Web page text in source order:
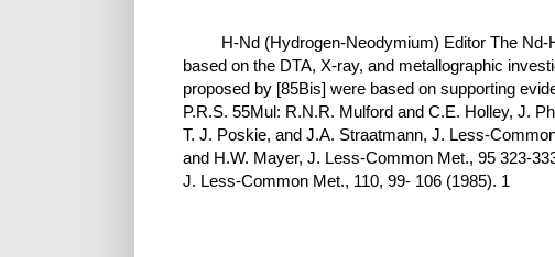
H-Nd (Hydrogen-Neodymium) Editor The
based on the DTA, X-ray, and metallographic
proposed by [85Bis] were based on supporting
P.R.S. 55Mul: R.N.R. Mulford and C.E. Holley, J.
T. J. Poskie, and J.A. Straatmann, J. Less-
and H.W. Mayer, J. Less-Common Met., 95 323-
J. Less-Common Met., 110, 99- 106 (1985). 1